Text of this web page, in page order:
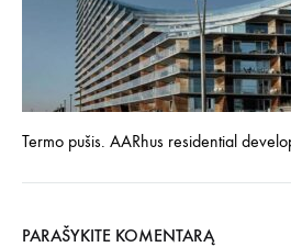
Termo pušis. AARhus residential
PARAŠYKITE KOMENTARĄ